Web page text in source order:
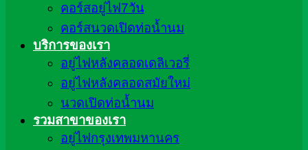
คอร์สอยู่ไฟ7วัน
คอร์สนวดเปิดท่อน้ำนม
บริการของเรา
อยู่ไฟหลังคลอดเดลิเวอรี่
อยู่ไฟหลังคลอดสมัยใหม่
นวดเปิดท่อน้ำนม
รวมสาขาของเรา
อยู่ไฟกรุงเทพมหานคร